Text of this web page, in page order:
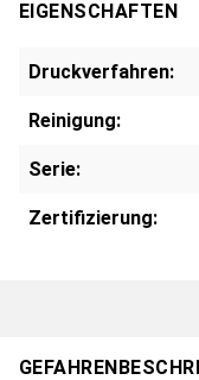
EIGENSCHAFTEN
Druckverfahren:
Reinigung:
Serie:
Zertifizierung: